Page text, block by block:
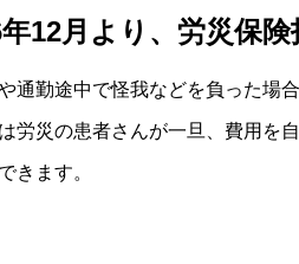
12月より、労災保
通勤途中で怪我などを負った場
労災の患者さんが一旦、費用を
きます。